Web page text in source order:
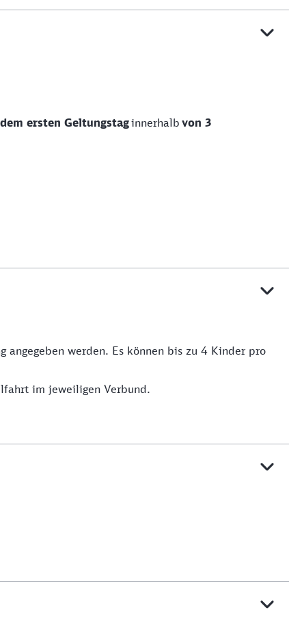
ersten Geltungstaginnerhalb von 3
angegeben werden. Es können bis zu 4 Kinder pro
im jeweiligen Verbund.